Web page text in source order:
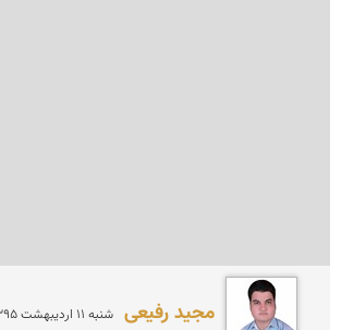
مجید رفیعی شنبه 11 ارديبهشت 1395 | 11 سال پیش